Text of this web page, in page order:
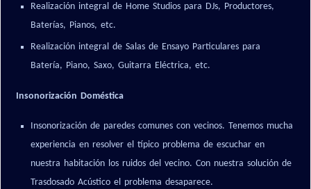
Realización integral de Home Studios para DJs, Productores,
Baterías, Pianos, etc.
Realización integral de Salas de Ensayo Particulares para
Batería, Piano, Saxo, Guitarra Eléctrica, etc.
Insonorización Doméstica
Insonorización de paredes comunes con vecinos. Tenemos mucha
experiencia en resolver el típico problema de escuchar en
nuestra habitación los ruidos del vecino. Con nuestra solución de
Trasdosado Acústico el problema desaparece.